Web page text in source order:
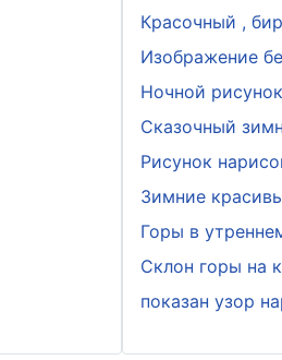
Красочный ,
Изображение
Ночной
Сказочный
Рисунок
Зимние
Горы в
Склон горы на
показан узор